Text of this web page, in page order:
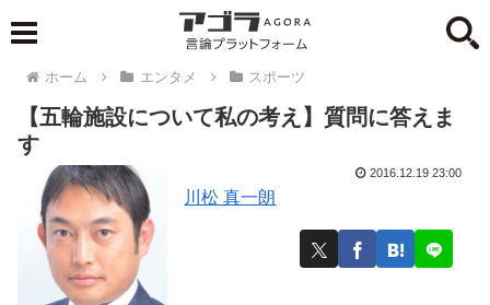
ホーム エンタメ スポーツ
【五輪施設について私の考え】質問に答えま
す
川松 真一朗
2016.12.19 23:00